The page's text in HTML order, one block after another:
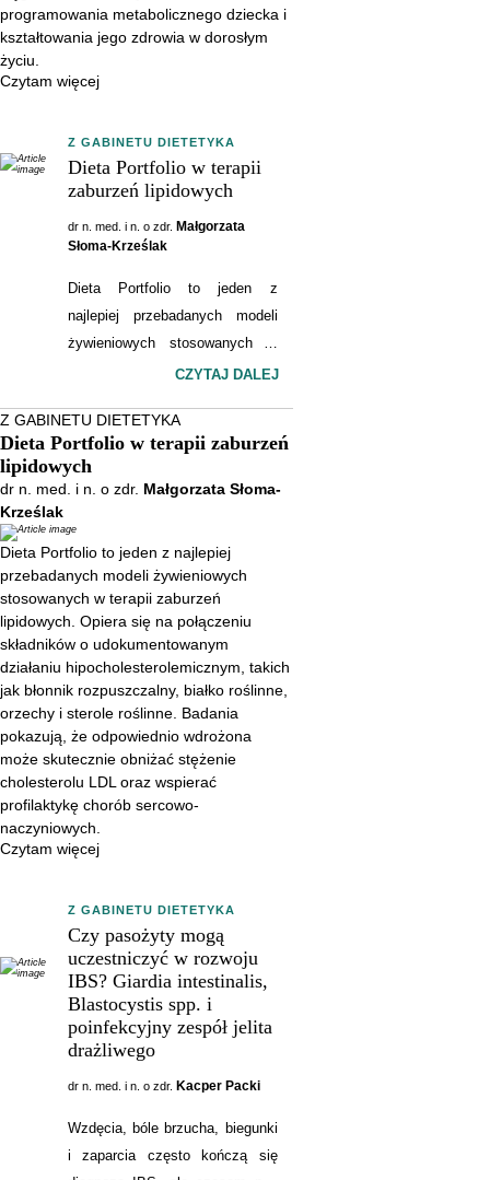
programowania metabolicznego dziecka i
kształtowania jego zdrowia w dorosłym
życiu.
Czytam więcej
Z GABINETU DIETETYKA
Dieta Portfolio w terapii
zaburzeń lipidowych
dr n. med. i n. o zdr. Małgorzata
Słoma-Krześlak
Dieta Portfolio to jeden z
najlepiej przebadanych modeli
żywieniowych stosowanych w
terapii zaburzeń lipidowych.
składników o udokumentowanym
działaniu
hipocholesterolemicznym, takich
roślinne, orzechy i sterole
roślinne. Badania pokazują, że
odpowiednio wdrożona może
skutecznie obniżać stężenie
cholesterolu LDL oraz wspierać
profilaktykę chorób sercowo-
naczyniowych.
CZYTAJ DALEJ
Z GABINETU DIETETYKA
Dieta Portfolio w terapii zaburzeń
lipidowych
dr n. med. i n. o zdr. Małgorzata Słoma-
Krześlak
Dieta Portfolio to jeden z najlepiej
przebadanych modeli żywieniowych
stosowanych w terapii zaburzeń
lipidowych. Opiera się na połączeniu
składników o udokumentowanym
działaniu hipocholesterolemicznym, takich
jak błonnik rozpuszczalny, białko roślinne,
orzechy i sterole roślinne. Badania
pokazują, że odpowiednio wdrożona
może skutecznie obniżać stężenie
cholesterolu LDL oraz wspierać
profilaktykę chorób sercowo-
naczyniowych.
Czytam więcej
Z GABINETU DIETETYKA
Czy pasożyty mogą
uczestniczyć w rozwoju
IBS? Giardia intestinalis,
Blastocystis spp. i
poinfekcyjny zespół jelita
drażliwego
dr n. med. i n. o zdr. Kacper Packi
Wzdęcia, bóle brzucha, biegunki
i zaparcia często kończą się